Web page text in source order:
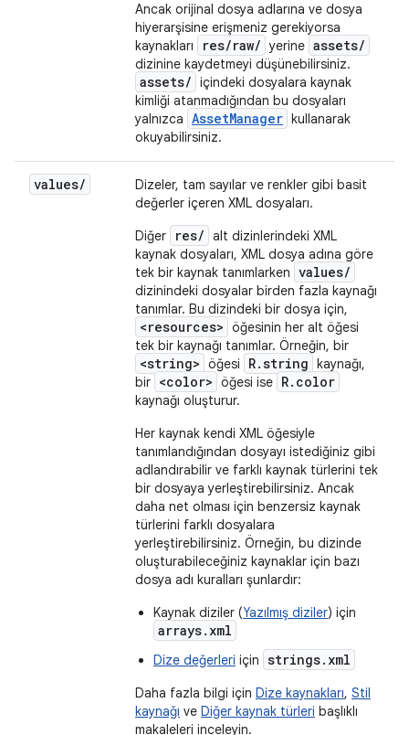
Ancak orijinal dosya adlarına ve dosya
hiyerarşisine erişmeniz gerekiyorsa
kaynakları
res/raw/ yerine assets/
dizinine kaydetmeyi düşünebilirsiniz.
assets/ içindeki dosyalara kaynak
kimliği atanmadığından bu dosyaları
yalnızca AssetManager kullanarak
okuyabilirsiniz.
values/
Dizeler, tam sayılar ve renkler gibi basit
değerler içeren XML dosyaları.
Diğer
res/ alt dizinlerindeki XML
kaynak dosyaları, XML dosya adına göre
tek bir kaynak tanımlarken values/
dizinindeki dosyalar birden fazla kaynağı
tanımlar. Bu dizindeki bir dosya için,
<resources> öğesinin her alt öğesi
tek bir kaynağı tanımlar. Örneğin, bir
<string> öğesi R.string kaynağı,
bir <color> öğesi ise R.color
kaynağı oluşturur.
Her kaynak kendi XML öğesiyle
tanımlandığından dosyayı istediğiniz gibi
adlandırabilir ve farklı kaynak türlerini tek
bir dosyaya yerleştirebilirsiniz. Ancak
daha net olması için benzersiz kaynak
türlerini farklı dosyalara
yerleştirebilirsiniz. Örneğin, bu dizinde
oluşturabileceğiniz kaynaklar için bazı
dosya adı kuralları şunlardır:
Kaynak diziler (Yazılmış diziler) için
arrays.xml
Dize değerleri için strings.xml
Daha fazla bilgi için Dize kaynakları, Stil
kaynağı ve Diğer kaynak türleri başlıklı
makaleleri inceleyin.